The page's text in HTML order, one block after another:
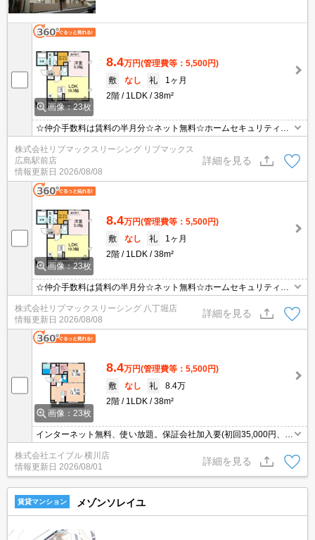
画像：23枚
8.4万円(管理費等：5,500円)
敷
なし 礼
1ヶ月
2階
1LDK 38m²
☆仲介手数料は賃料の半月分☆ネット無料☆ホームセキュリティ搭
浴室乾燥など室内設備も充実☆不在時にも荷物の受け取り可能な宅
配ボックスあり☆
株式会社リブマックスリーシング リブマックス
広島駅前店
情報更新日 2026/08/08
詳細を見る
画像：23枚
8.4万円(管理費等：5,500円)
敷
なし 礼
1ヶ月
2階
1LDK 38m²
☆仲介手数料は賃料の半月分☆ネット無料☆ホームセキュリティ搭
載で防犯面も安心☆都市ガスで光熱費も抑えられます☆追い炊きや
浴室乾燥など室内設備も充実☆不在時にも荷物の受け取り可能な宅
配ボックスあり☆
株式会社リブマックスリーシング 八丁堀店
情報更新日 2026/08/08
詳細を見る
画像：23枚
8.4万円(管理費等：5,500円)
敷
なし 礼
8.4万
2階
1LDK 38m²
インターネット無料、使い放題。保証会社加入要(初回35,000円、月
額総支払額の1％+800円/月)。
株式会社エイブル 横川店
情報更新日 2026/08/01
詳細を見る
賃貸マンション メゾンソレイユ